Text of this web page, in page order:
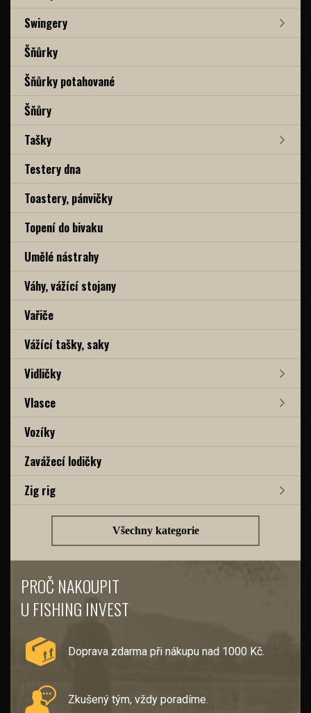
Swingery
Šňůrky
Šňůrky potahované
Šňůry
Tašky
Testery dna
Toastery, pánvičky
Topení do bivaku
Umělé nástrahy
Váhy, vážící stojany
Vařiče
Vážící tašky, saky
Vidličky
Vlasce
Vozíky
Zavážecí lodičky
Zig rig
Všechny kategorie
PROČ NAKOUPIT
U FISHING INVEST
Doprava zdarma při nákupu nad 1000 Kč.
Zkušený tým, vždy poradíme.